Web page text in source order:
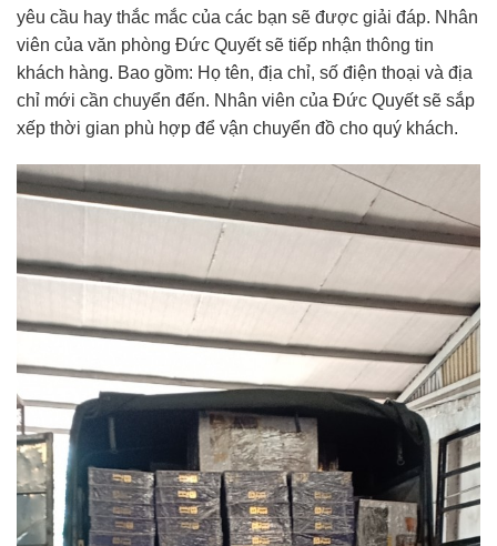
yêu cầu hay thắc mắc của các bạn sẽ được giải đáp. Nhân
viên của văn phòng Đức Quyết sẽ tiếp nhận thông tin
khách hàng. Bao gồm: Họ tên, địa chỉ, số điện thoại và địa
chỉ mới cần chuyển đến. Nhân viên của Đức Quyết sẽ sắp
xếp thời gian phù hợp để vận chuyển đồ cho quý khách.